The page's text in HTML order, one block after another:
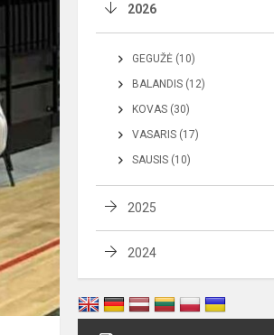
2026
GEGUŽĖ (10)
BALANDIS (12)
KOVAS (30)
VASARIS (17)
SAUSIS (10)
2025
2024